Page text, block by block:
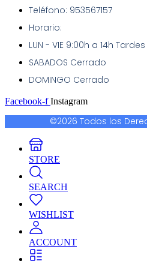
Teléfono: 953567157
Horario:
LUN - VIE 9:00h a 14h
SABADOS Cerrado
DOMINGO Cerrado
Facebook-f Instagram
©2026 Todos los
STORE
SEARCH
WISHLIST
ACCOUNT